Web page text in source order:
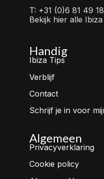
T: +31 (0)6 81 49
Bekijk hier alle
Handig
Ibiza Tips
Verblijf
Contact
Schrijf je in voor
Algemeen
Privacyverklaring
Cookie policy